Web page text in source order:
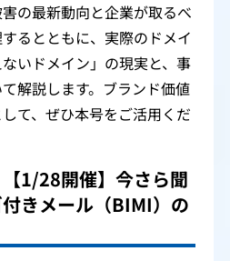
の最新動向と企業が取るべ
るとともに、実際のドメイ
いドメイン」の現実と、事
解説します。ブランド価値
て、ぜひ本号をご活用くだ
1/28開催】今さら聞
きメール（BIMI）の